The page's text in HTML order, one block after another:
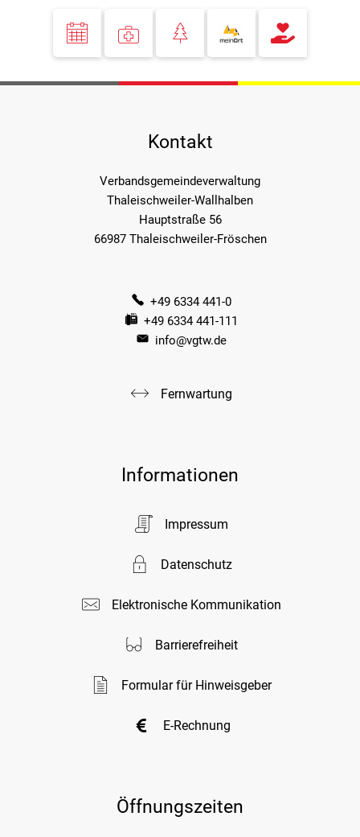
Kontakt
Verbandsgemeindeverwaltung
Thaleischweiler-Wallhalben
Hauptstraße 56
66987 Thaleischweiler-Fröschen
+49 6334 441-0
+49 6334 441-111
info@vgtw.de
Fernwartung
Informationen
Impressum
Datenschutz
Elektronische Kommunikation
Barrierefreiheit
Formular für Hinweisgeber
E-Rechnung
Öffnungszeiten